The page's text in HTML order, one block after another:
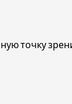
точку